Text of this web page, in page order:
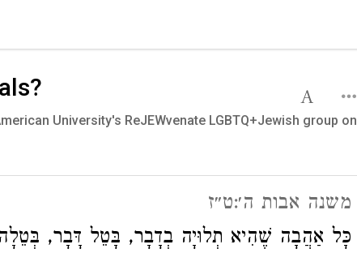
University's ReJEWvenate LGBTQ+Jewish group on
משנה אבות ה׳:ט״ז
כָּל אַהֲבָה שֶׁהִיא תְלוּיָה בְדָבָר, בָּטֵל דָּבָר,